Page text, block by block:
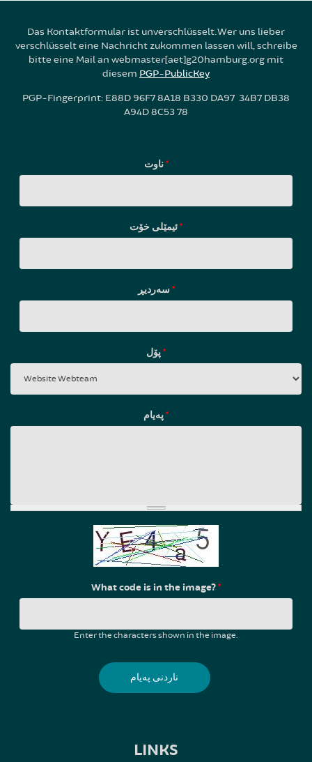
Das Kontaktformular ist unverschlüsselt. Wer uns lieber
verschlüsselt eine Nachricht zukommen lassen will, schreibe
bitte eine Mail an webmaster[aet]g20hamburg.org mit
diesem PGP-PublicKey
PGP-Fingerprint: E88D 96F7 8A18 B330 DA97 34B7 DB38
A94D 8C53 78
ناوت*
*
سه‌ردیڕ*
*
*
What code is in the image?*
Enter the characters shown in the image.
LINKS